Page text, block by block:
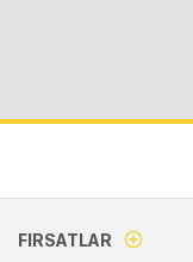
FIRSATLAR